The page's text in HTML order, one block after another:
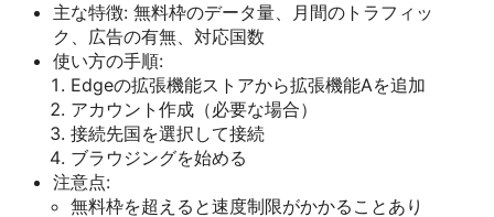
主な特徴: 無料枠のデータ量、月間のトラフィッ
ク、広告の有無、対応国数
使い方の手順:
Edgeの拡張機能ストアから拡張機能Aを追加
アカウント作成（必要な場合）
接続先国を選択して接続
ブラウジングを始める
注意点:
無料枠を超えると速度制限がかかることあり